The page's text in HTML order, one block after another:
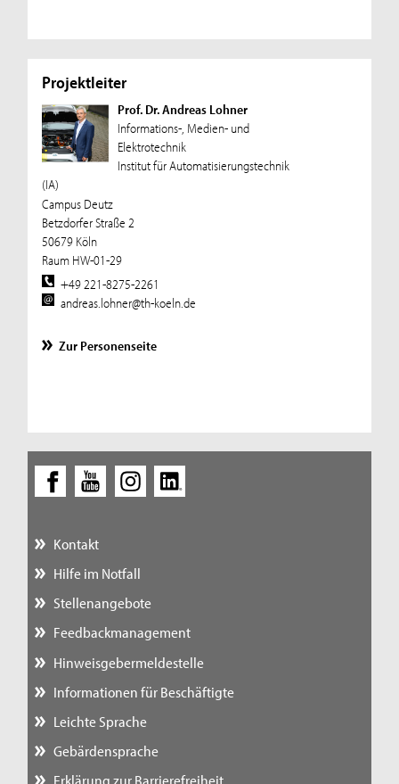
Projektleiter
Prof. Dr. Andreas Lohner
Informations-, Medien- und
Elektrotechnik
Institut für Automatisierungstechnik
(IA)
Campus Deutz
Betzdorfer Straße 2
50679 Köln
Raum HW-01-29
+49 221-8275-2261
andreas.lohner@th-koeln.de
Zur Personenseite
Kontakt
Hilfe im Notfall
Stellenangebote
Feedbackmanagement
Hinweisgebermeldestelle
Informationen für Beschäftigte
Leichte Sprache
Gebärdensprache